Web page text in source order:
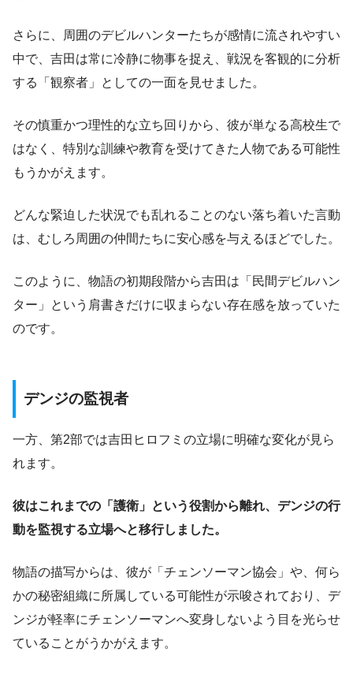
さらに、周囲のデビルハンターたちが感情に流されやすい
中で、吉田は常に冷静に物事を捉え、戦況を客観的に分析
する「観察者」としての一面を見せました。
その慎重かつ理性的な立ち回りから、彼が単なる高校生で
はなく、特別な訓練や教育を受けてきた人物である可能性
もうかがえます。
どんな緊迫した状況でも乱れることのない落ち着いた言動
は、むしろ周囲の仲間たちに安心感を与えるほどでした。
このように、物語の初期段階から吉田は「民間デビルハン
ター」という肩書きだけに収まらない存在感を放っていた
のです。
デンジの監視者
一方、第2部では吉田ヒロフミの立場に明確な変化が見ら
れます。
彼はこれまでの「護衛」という役割から離れ、デンジの行
動を監視する立場へと移行しました。
物語の描写からは、彼が「チェンソーマン協会」や、何ら
かの秘密組織に所属している可能性が示唆されており、デ
ンジが軽率にチェンソーマンへ変身しないよう目を光らせ
ていることがうかがえます。